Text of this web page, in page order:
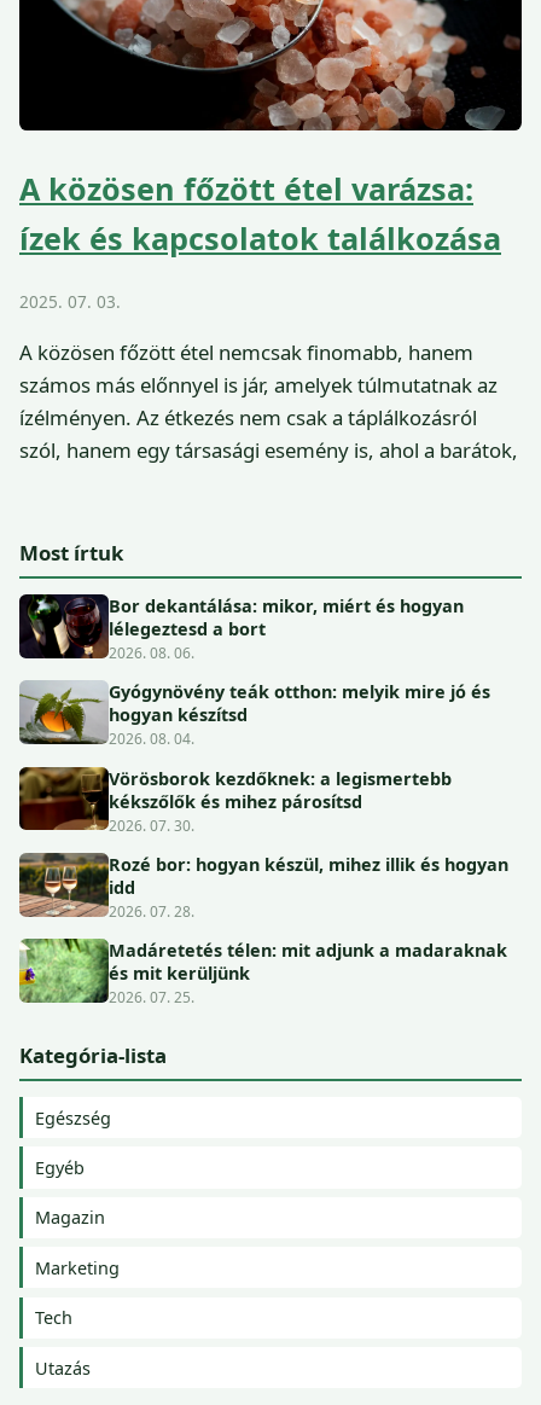
A közösen főzött étel varázsa:
ízek és kapcsolatok találkozása
2025. 07. 03.
A közösen főzött étel nemcsak finomabb, hanem
számos más előnnyel is jár, amelyek túlmutatnak az
ízélményen. Az étkezés nem csak a táplálkozásról
szól, hanem egy társasági esemény is, ahol a barátok,
Most írtuk
Bor dekantálása: mikor, miért és hogyan
lélegeztesd a bort
2026. 08. 06.
Gyógynövény teák otthon: melyik mire jó és
hogyan készítsd
2026. 08. 04.
Vörösborok kezdőknek: a legismertebb
kékszőlők és mihez párosítsd
2026. 07. 30.
Rozé bor: hogyan készül, mihez illik és hogyan
idd
2026. 07. 28.
Madáretetés télen: mit adjunk a madaraknak
és mit kerüljünk
2026. 07. 25.
Kategória-lista
Egészség
Egyéb
Magazin
Marketing
Tech
Utazás